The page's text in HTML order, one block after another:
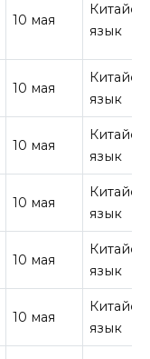
10 мая
язык
10 мая
язык
10 мая
язык
10 мая
язык
10 мая
язык
10 мая
язык